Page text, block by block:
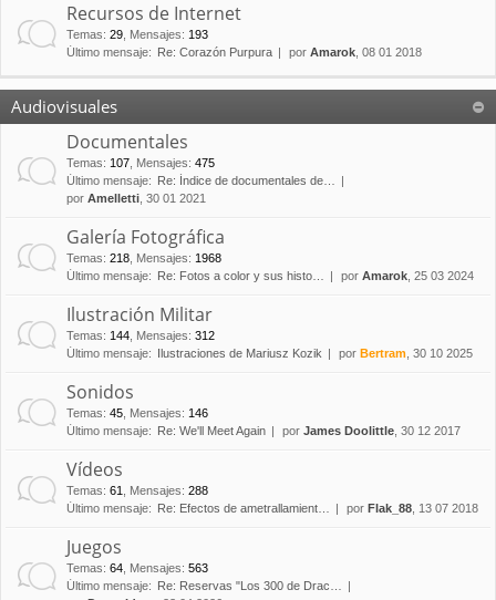
Recursos de Internet
Temas: 29 Mensajes: 193
Último mensaje:
Re: Corazón Purpura por Amarok , 08 01 2018
Audiovisuales
Documentales
Temas: 107 Mensajes: 475
Último mensaje:
Re: Índice de documentales de…
por Amelletti , 30 01 2021
Galería Fotográfica
Temas: 218 Mensajes: 1968
Último mensaje:
Re: Fotos a color y sus histo… por Amarok , 25 03 2024
Ilustración Militar
Temas: 144 Mensajes: 312
Último mensaje:
Ilustraciones de Mariusz Kozik por Bertram , 30 10 2025
Sonidos
Temas: 45 Mensajes: 146
Último mensaje:
Re: We'll Meet Again por James Doolittle , 30 12 2017
Vídeos
Temas: 61 Mensajes: 288
Último mensaje:
Re: Efectos de ametrallamient… por Flak_88 , 13 07 2018
Juegos
Temas: 64 Mensajes: 563
Último mensaje:
Re: Reservas "Los 300 de Drac…